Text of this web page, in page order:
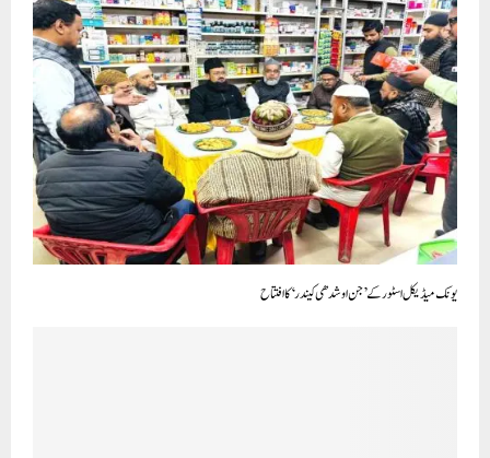
یونک میڈیکل اسٹور کے’جن اوشدھی کیندر‘کا افتتاح